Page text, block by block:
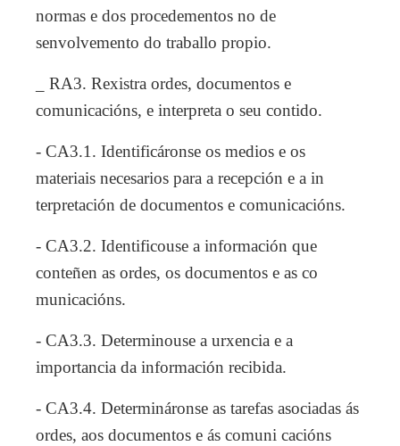
normas e dos procedementos no de
senvolvemento do traballo propio.
_ RA3. Rexistra ordes, documentos e
comunicacións, e interpreta o seu contido.
- CA3.1. Identificáronse os medios e os
materiais necesarios para a recepción e a in
terpretación de documentos e comunicacións.
- CA3.2. Identificouse a información que
conteñen as ordes, os documentos e as co
municacións.
- CA3.3. Determinouse a urxencia e a
importancia da información recibida.
- CA3.4. Determináronse as tarefas asociadas ás
ordes, aos documentos e ás comuni cacións